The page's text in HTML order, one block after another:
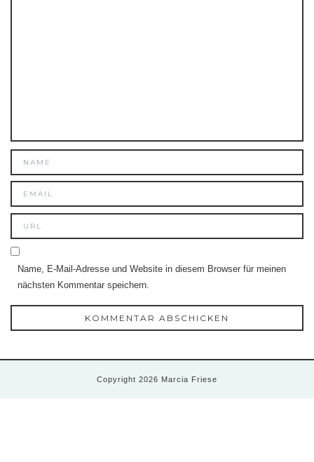
Name, E-Mail-Adresse und Website in diesem Browser für meinen
nächsten Kommentar speichern.
Copyright 2026 Marcia Friese